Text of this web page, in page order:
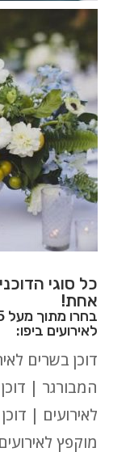
כל סוגי
אחת!
לאירועים ביפו:
דוכן בשרים
המבורגר |
לאירועים |
מוקפץ